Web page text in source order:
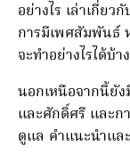
อย่างไร เล่าเกี่ยว
การมีเพศสัมพันธ์
จะทำอย่างไรได้บ้
นอกเหนือจากนี้ยัง
และศักดิ์ศรี และก
ดูแล คำแนะนำแล